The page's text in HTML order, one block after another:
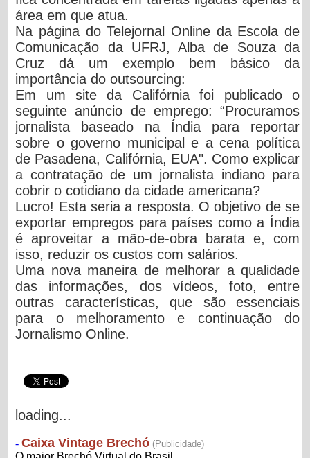
área em que atua.
Na página do Telejornal Online da Escola de
Comunicação da UFRJ, Alba de Souza da
Cruz dá um exemplo bem básico da
importância do outsourcing:
Em um site da Califórnia foi publicado o
seguinte anúncio de emprego: “Procuramos
jornalista baseado na Índia para reportar
sobre o governo municipal e a cena política
de Pasadena, Califórnia, EUA". Como explicar
a contratação de um jornalista indiano para
cobrir o cotidiano da cidade americana?
Lucro! Esta seria a resposta. O objetivo de se
exportar empregos para países como a Índia
é aproveitar a mão-de-obra barata e, com
isso, reduzir os custos com salários.
Uma nova maneira de melhorar a qualidade
das informações, dos vídeos, foto, entre
outras características, que são essenciais
para o melhoramento e continuação do
Jornalismo Online.
loading...